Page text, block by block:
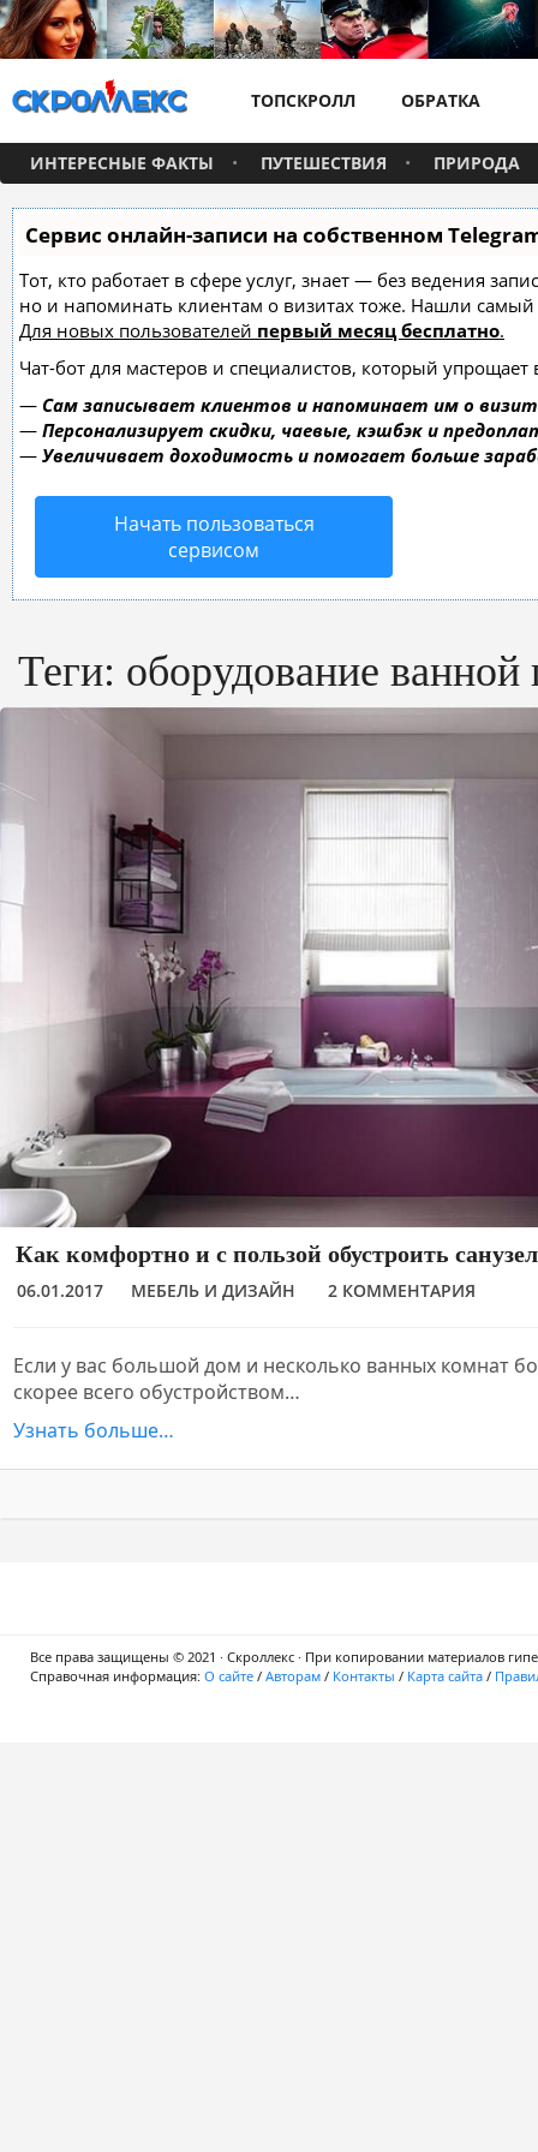
ТОПСКРОЛЛ ОБРАТКА
ИНТЕРЕСНЫЕ ФАКТЫ ПУТЕШЕСТВИЯ ПРИРОДА
Сервис онлайн-записи на собственном
Тот, кто работает в сфере услуг, знает — без ведения
но и напоминать клиентам о визитах тоже. Нашли
Для новых пользователей первый месяц бесплатно.
Чат-бот для мастеров и специалистов, который упрощает
— Сам записывает клиентов и напоминает им о
— Персонализирует скидки, чаевые, кэшбэк и
— Увеличивает доходимость и помогает больше
Начать пользоваться
сервисом
Теги: оборудование
Как комфортно и с пользой обустроить
06.01.2017 МЕБЕЛЬ И ДИЗАЙН 2 КОММЕНТАРИЯ
Если у вас большой дом и несколько ванных комнат
скорее всего обустройством…
Узнать больше…
Все права защищены © 2021 · Скроллекс · При копировании материалов
Справочная информация: О сайте / Авторам / Контакты / Карта сайта /